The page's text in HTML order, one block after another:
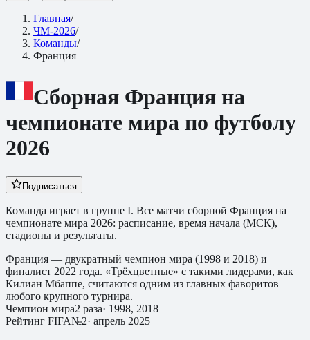
Главная/
ЧМ-2026/
Команды/
Франция
Сборная Франция на
чемпионате мира по футболу
2026
Подписаться
Команда играет в группе I. Все матчи сборной Франция на
чемпионате мира 2026: расписание, время начала (МСК),
стадионы и результаты.
Франция — двукратный чемпион мира (1998 и 2018) и
финалист 2022 года. «Трёхцветные» с такими лидерами, как
Килиан Мбаппе, считаются одним из главных фаворитов
любого крупного турнира.
Чемпион мира2 раза· 1998, 2018
Рейтинг FIFA№2· апрель 2025